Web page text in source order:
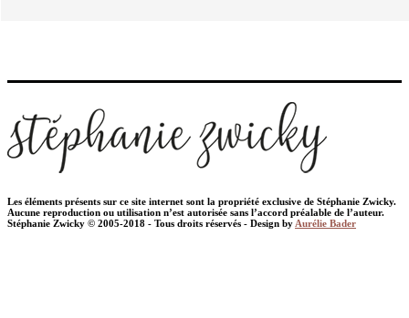
Les éléments présents sur ce site internet sont la propriété exclusive de Stéphanie Zwicky.
Aucune reproduction ou utilisation n’est autorisée sans l’accord préalable de l’auteur.
Stéphanie Zwicky © 2005-2018 - Tous droits réservés - Design byAurélie Bader